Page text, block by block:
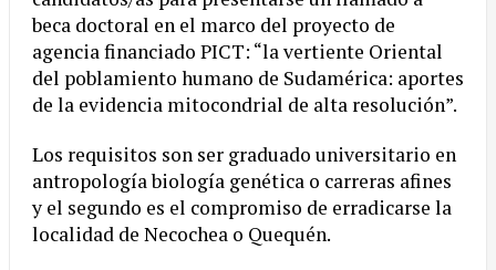
beca doctoral en el marco del proyecto de
agencia financiado PICT: “la vertiente Oriental
del poblamiento humano de Sudamérica: aportes
de la evidencia mitocondrial de alta resolución”.
Los requisitos son ser graduado universitario en
antropología biología genética o carreras afines
y el segundo es el compromiso de erradicarse la
localidad de Necochea o Quequén.